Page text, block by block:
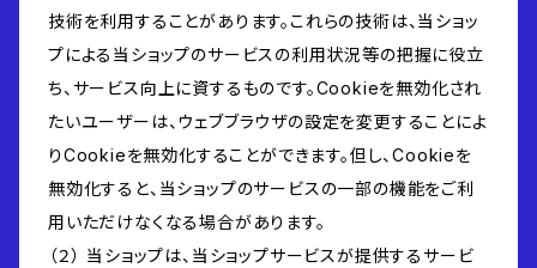
技術を利用することがあります。これらの技術は、当ショッ
プによる当ショップのサービスの利用状況等の把握に役立
ち、サービス向上に資するものです。Cookieを無効化され
たいユーザーは、ウェブブラウザの設定を変更することによ
りCookieを無効化することができます。但し、Cookieを
無効化すると、当ショップのサービスの一部の機能をご利
用いただけなくなる場合があります。
（２） 当ショップは、当ショップサービスが提供するサービ